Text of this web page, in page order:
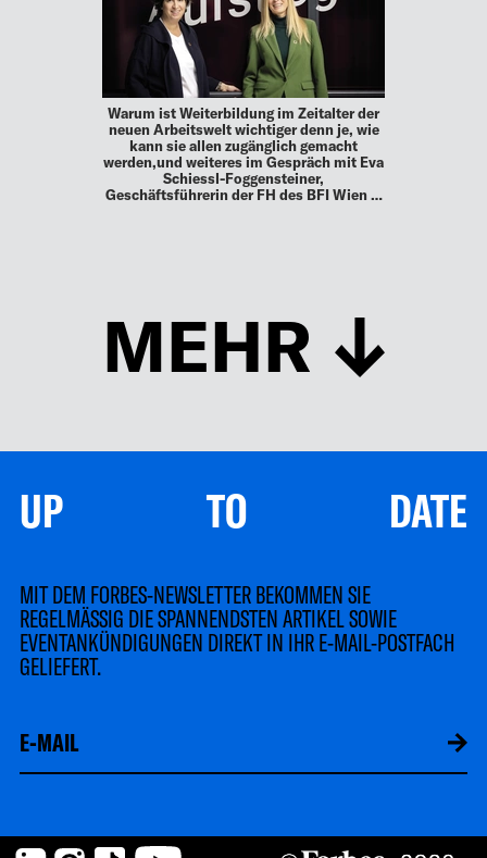
Warum ist Weiterbildung im Zeitalter der
neuen Arbeitswelt wichtiger denn je, wie
kann sie allen zugänglich gemacht
werden,und weiteres im Gespräch mit Eva
Schiessl-Foggensteiner,
Geschäftsführerin der FH des BFI Wien …
MEHR
UP TO DATE
MIT DEM FORBES-NEWSLETTER BEKOMMEN SIE
REGELMÄSSIG DIE SPANNENDSTEN ARTIKEL SOWIE
EVENTANKÜNDIGUNGEN DIREKT IN IHR E-MAIL-POSTFACH
GELIEFERT.